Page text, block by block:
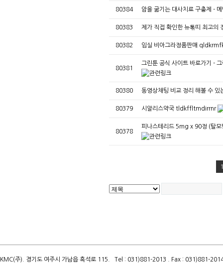
80384 암을 굶기는 대사치료 구충제 -
80383 제가 직접 확인한 뉴톢띠 최고의
80382 임실 비아그라정품판매
80381
그린툰 공식 사이트 바로가기 -
80380 동영상채팅 비교 정리 해볼 수
80379 시알리스약국 tldkffltmdirrnr
80378
피나스테리드 5mg x 90정 (탈모
1
KMC(주). 경기도 여주시 가남읍 흑석로 115. Tel : 031)881-2013 . Fax : 031)881-